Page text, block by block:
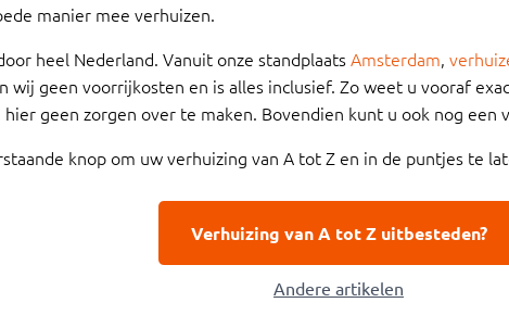
manier mee verhuizen.
heel Nederland. Vanuit onze standplaatsAmsterdam,
wij geen voorrijkosten en is alles inclusief. Zo weet u vooraf
geen zorgen over te maken. Bovendien kunt u ook nog een
knop om uw verhuizing van A tot Z en in de puntjes te
Verhuizing van A tot Z uitbesteden?
Andere artikelen